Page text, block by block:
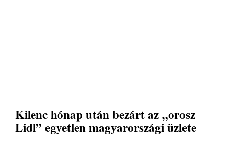
Kilenc hónap után bezárt az „orosz
Lidl” egyetlen magyarországi üzlete